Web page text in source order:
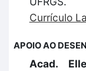
Currículo
APOIO AO
Acad.